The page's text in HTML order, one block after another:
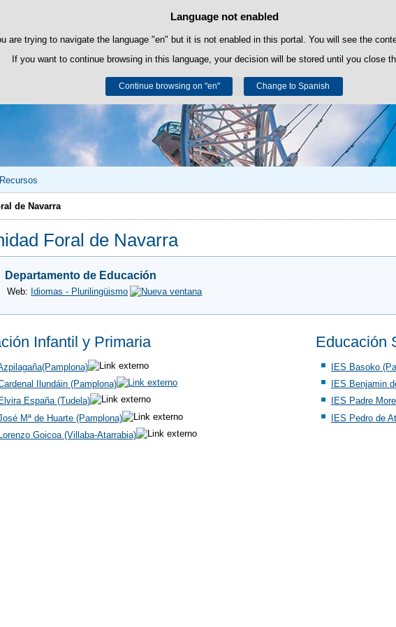
Cookie Policy
uses its own cookies to facilitate browsing and third-party cookies to obtain usage and
You can get more information in the "Cookies" section of ourlegal notice.
Accept Reject
Language not enabled
are trying to navigate the language "en" but it is not enabled in this portal. You will see the
If you want to continue browsing in this language, your decision will be stored until you close
Continue browsing on "en" Change to Spanish
Skip to content
Recursos
de Navarra
Foral de Navarra
Departamento de Educación
Web: Idiomas - Plurilingüismo
Infantil y Primaria
Ilundáin (Pamplona)
España (Tudela)
Mª de Huarte (Pamplona)
Goicoa (Villaba-Atarrabia)
Educación
IES Basoko
IES Benjamin
IES Padre
IES Pedro de